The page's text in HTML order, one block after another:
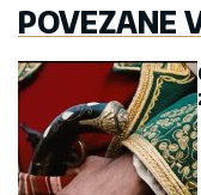
POVEZANE